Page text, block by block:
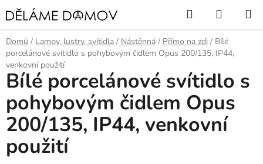
Přejít
na
obsah
Hledat
KOŠÍK
Domů / Lampy, lustry, svítidla / Nástěnná / Přímo na zdi / Bílé
porcelánové svítidlo s pohybovým čidlem Opus 200/135, IP44,
venkovní použití
Bílé porcelánové svítidlo s
pohybovým čidlem Opus
200/135, IP44, venkovní
použití